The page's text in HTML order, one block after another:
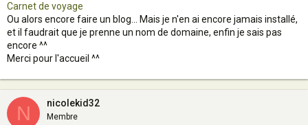
Carnet de voyage
Ou alors encore faire un blog... Mais je n'en ai encore jamais installé,
et il faudrait que je prenne un nom de domaine, enfin je sais pas
encore ^^
Merci pour l'accueil ^^
N nicolekid32
Membre